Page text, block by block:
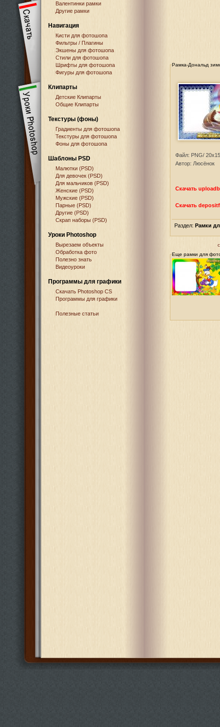
Валентинки рамки
Другие рамки
Навигация
Кисти для фотошопа
Фильтры / Плагины
Экшены для фотошопа
Стили для фотошопа
Шрифты для фотошопа
Фигуры для фотошопа
Клипарты
Детские Клипарты
Общие Клипарты
Текстуры (фоны)
Градиенты для фотошопа
Текстуры для фотошопа
Фоны для фотошопа
Шаблоны PSD
Малютки (PSD)
Для девочек (PSD)
Для мальчиков (PSD)
Женские (PSD)
Мужские (PSD)
Парные (PSD)
Другие (PSD)
Скрап наборы (PSD)
Уроки Photoshop
Вырезаем объекты
Обработка фото
Полезно знать
Видеоуроки
Программы для графики
Cкачать Photoshop CS
Программы для графики
Полезные статьи
Рамка-Дональд
Файл: PNG/
Автор: Люсёнок
Скачать
Скачать
Раздел: Рамки
Еще рамки для